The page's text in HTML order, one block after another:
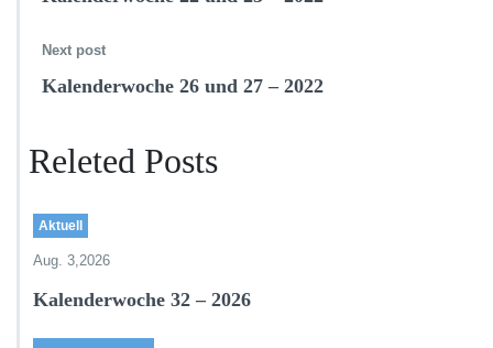
Next post
Kalenderwoche 26 und 27 – 2022
Releted Posts
Aktuell
Aug. 3,2026
Kalenderwoche 32 – 2026